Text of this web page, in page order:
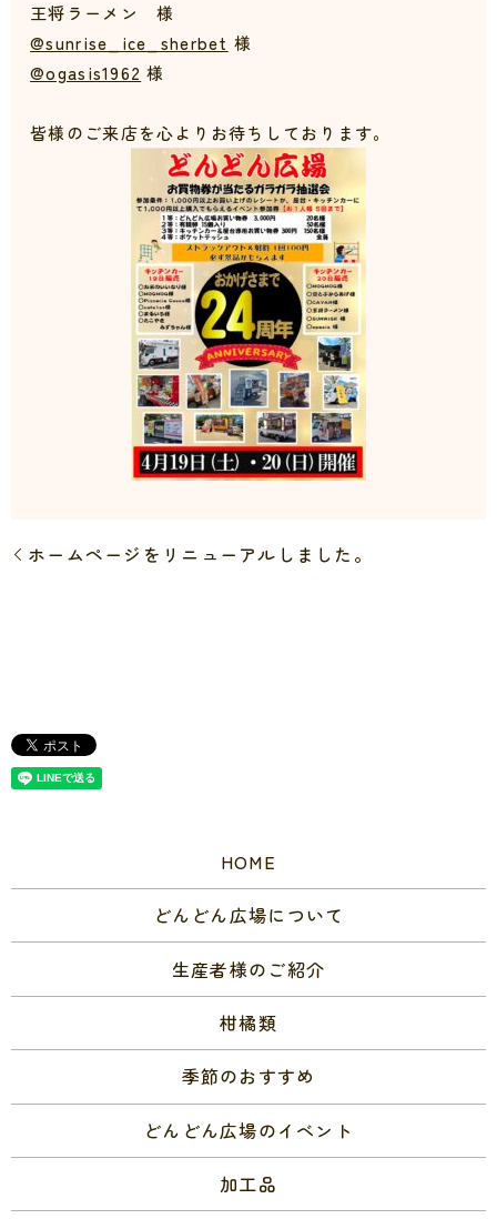
王将ラーメン 様
@sunrise_ice_sherbet 様
@ogasis1962 様
皆様のご来店を心よりお待ちしております。
ホームページをリニューアルしました。
HOME
どんどん広場について
生産者様のご紹介
柑橘類
季節のおすすめ
どんどん広場のイベント
加工品